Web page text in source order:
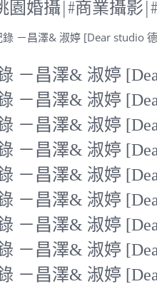
園婚攝|#商業攝影|#